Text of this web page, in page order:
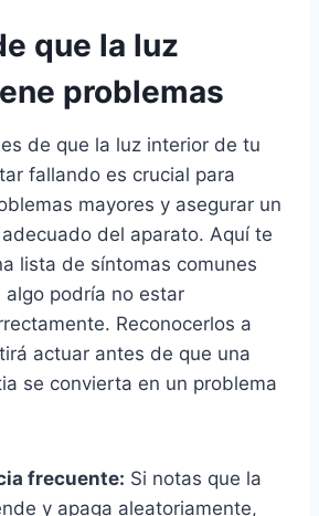
que la luz
problemas
de que la luz interior de tu
fallando es crucial para
mayores y asegurar un
del aparato. Aquí te
lista de síntomas comunes
algo podría no estar
Reconocerlos a
actuar antes de que una
se convierta en un problema
frecuente: Si notas que la
y apaga aleatoriamente,